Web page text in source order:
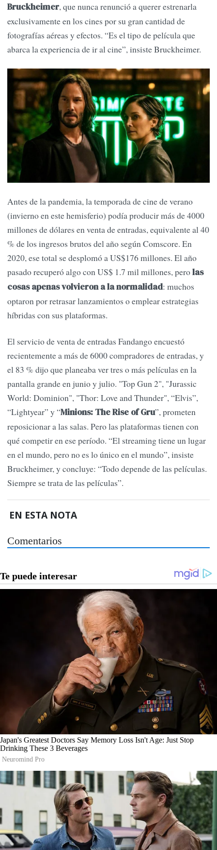
Bruckheimer, que nunca renunció a querer estrenarla
exclusivamente en los cines por su gran cantidad de
fotografías aéreas y efectos. “Es el tipo de película que
abarca la experiencia de ir al cine”, insiste Bruckheimer.
Antes de la pandemia, la temporada de cine de verano
(invierno en este hemisferio) podía producir más de 4000
millones de dólares en venta de entradas, equivalente al 40
% de los ingresos brutos del año según Comscore. En
2020, ese total se desplomó a US$176 millones. El año
pasado recuperó algo con US$ 1.7 mil millones, perolas
cosas apenas volvieron a la normalidad: muchos
optaron por retrasar lanzamientos o emplear estrategias
híbridas con sus plataformas.
El servicio de venta de entradas Fandango encuestó
recientemente a más de 6000 compradores de entradas, y
el 83 % dijo que planeaba ver tres o más películas en la
pantalla grande en junio y julio. "Top Gun 2", "Jurassic
World: Dominion", "Thor: Love and Thunder", “Elvis”,
“Lightyear” y “Minions: The Rise of Gru”, prometen
reposicionar a las salas. Pero las plataformas tienen con
qué competir en ese período. “El streaming tiene un lugar
en el mundo, pero no es lo único en el mundo”, insiste
Bruckheimer, y concluye: “Todo depende de las películas.
Siempre se trata de las películas”.
EN ESTA NOTA
Comentarios